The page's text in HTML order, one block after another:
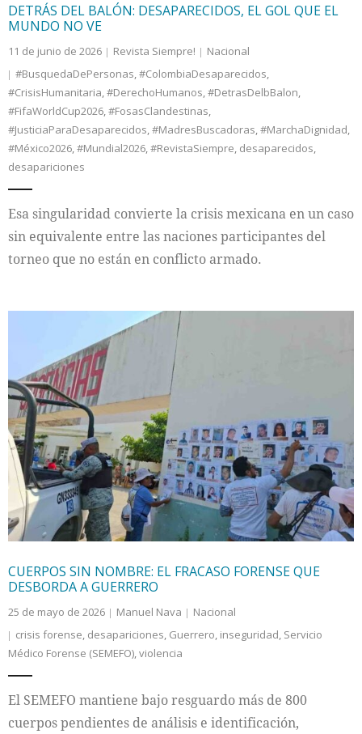
DETRÁS DEL BALÓN: DESAPARECIDOS, EL GOL QUE EL
MUNDO NO VE
11 de junio de 2026 Revista Siempre!
Nacional
#BusquedaDePersonas,#ColombiaDesaparecidos,
#CrisisHumanitaria,#DerechoHumanos,#DetrasDelbBalon,
#FifaWorldCup2026,#FosasClandestinas,
#JusticiaParaDesaparecidos,#MadresBuscadoras,#MarchaDignidad,
#México2026,#Mundial2026,#RevistaSiempre, desaparecidos,
desapariciones
Esa singularidad convierte la crisis mexicana en un caso
sin equivalente entre las naciones participantes del
torneo que no están en conflicto armado.
CUERPOS SIN NOMBRE: EL FRACASO FORENSE QUE
DESBORDA A GUERRERO
25 de mayo de 2026 Manuel Nava
Nacional
crisis forense, desapariciones, Guerrero, inseguridad, Servicio
Médico Forense (SEMEFO),violencia
El SEMEFO mantiene bajo resguardo más de 800
cuerpos pendientes de análisis e identificación,